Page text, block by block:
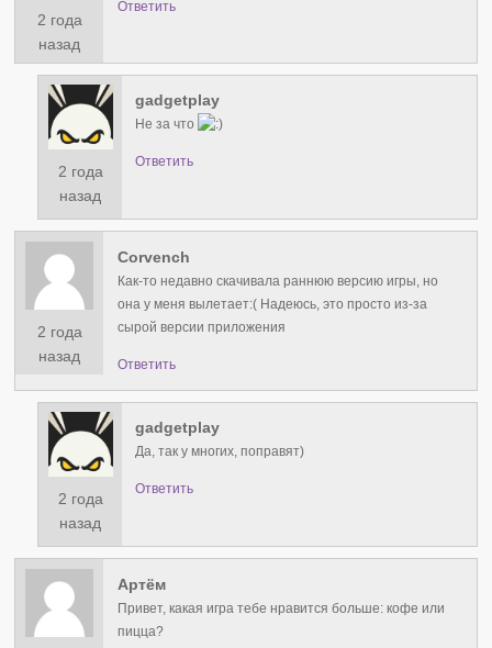
2 года
назад
Ответить
2 года
назад
gadgetplay
Не за что
Ответить
2 года
назад
Corvench
Как-то недавно скачивала раннюю версию игры, но
она у меня вылетает:( Надеюсь, это просто из-за
сырой версии приложения
Ответить
2 года
назад
gadgetplay
Да, так у многих, поправят)
Ответить
Артём
Привет, какая игра тебе нравится больше: кофе или
пицца?